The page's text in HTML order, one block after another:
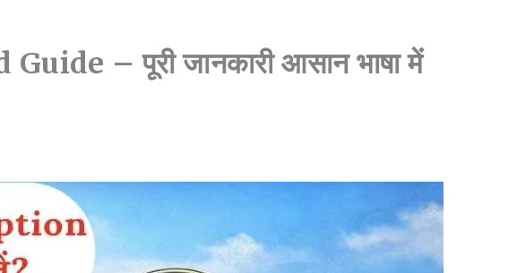
– पूरी जानकारी आसान भाषा में